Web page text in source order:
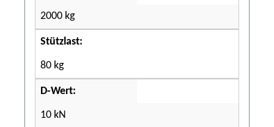
2000 kg
Stützlast:
80 kg
D-Wert:
10 kN